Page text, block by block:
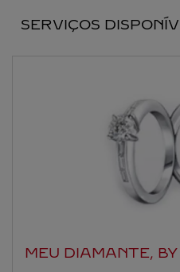
SERVIÇOS
MEU DIAMANTE,